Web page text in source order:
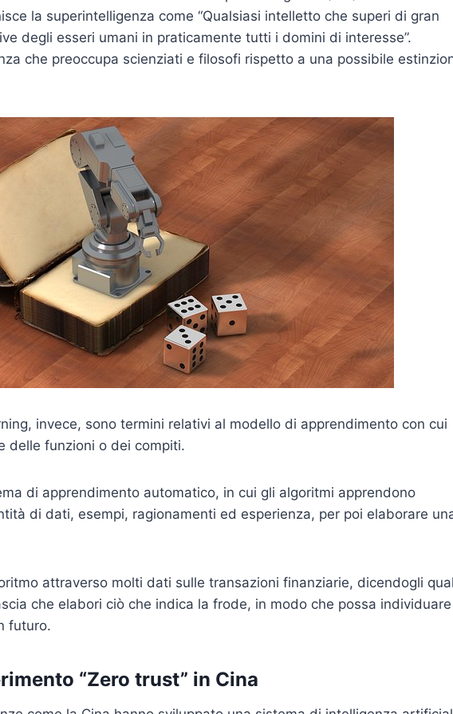
la superintelligenza come “Qualsiasi intelletto che superi di gran
degli esseri umani in praticamente tutti i domini di interesse”.
che preoccupa scienziati e filosofi rispetto a una possibile
invece, sono termini relativi al modello di apprendimento con cui
delle funzioni o dei compiti.
di apprendimento automatico, in cui gli algoritmi apprendono
di dati, esempi, ragionamenti ed esperienza, per poi elaborare
attraverso molti dati sulle transazioni finanziarie, dicendogli
che elabori ciò che indica la frode, in modo che possa
futuro.
“Zero trust” in Cina